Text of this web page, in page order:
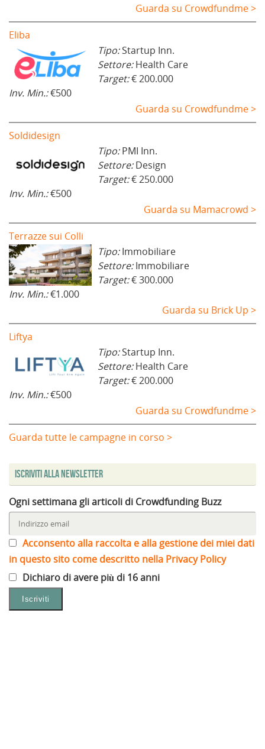
Guarda su Crowdfundme >
Eliba
Tipo:Startup Inn.
Settore:Health Care
Target:€ 200.000
Inv. Min.:€500
Guarda su Crowdfundme >
Soldidesign
Tipo:PMI Inn.
Settore:Design
Target:€ 250.000
Inv. Min.:€500
Guarda su Mamacrowd >
Terrazze sui Colli
Tipo:Immobiliare
Settore:Immobiliare
Target:€ 300.000
Inv. Min.:€1.000
Guarda su Brick Up >
Liftya
Tipo:Startup Inn.
Settore:Health Care
Target:€ 200.000
Inv. Min.:€500
Guarda su Crowdfundme >
Guarda tutte le campagne in corso >
Iscriviti alla Newsletter
Ogni settimana gli articoli di Crowdfunding Buzz
Acconsento alla raccolta e alla gestione dei miei dati
in questo sito come descritto nella Privacy Policy
Dichiaro di avere più di 16 anni